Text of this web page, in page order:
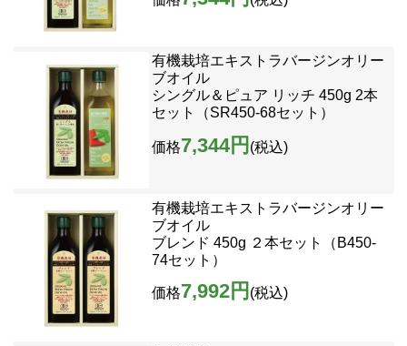
有機栽培エキストラバージンオリー
ブオイル
シングル＆ピュア リッチ 450g 2本
セット（SR450-68セット）
価格7,344円 (税込)
有機栽培エキストラバージンオリー
ブオイル
ブレンド 450g ２本セット（B450-
74セット）
価格7,992円 (税込)